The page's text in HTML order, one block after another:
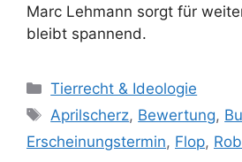
Marc Lehmann sorgt für
bleibt spannend.
K
a
e
Tierrecht & Ideologie
S
c
Aprilscherz, Bewertung,
Erscheinungstermin, Flop,